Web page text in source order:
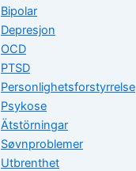
Bipolar
Depresjon
OCD
PTSD
Personlighetsforstyrrelse
Psykose
Ätstörningar
Søvnproblemer
Utbrenthet